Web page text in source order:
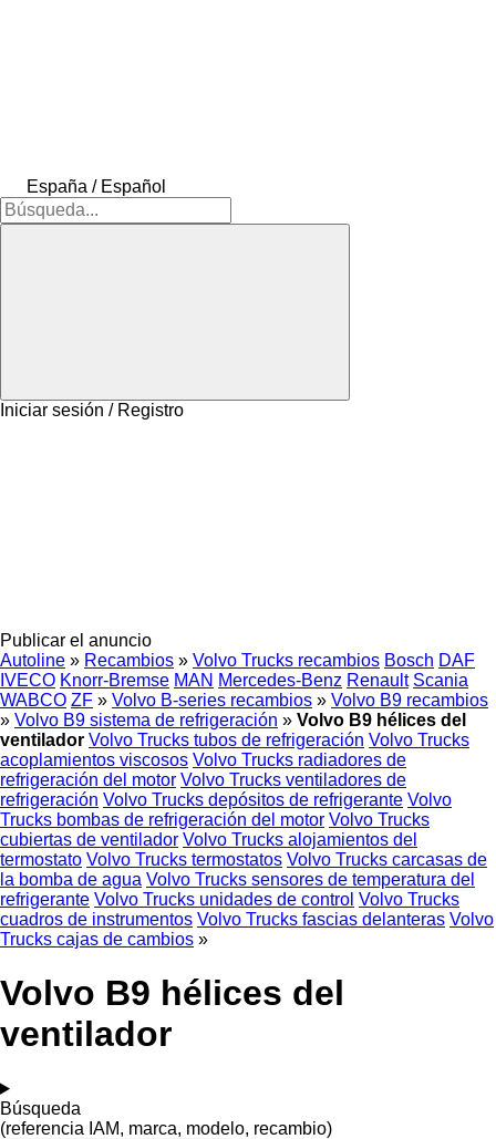
España / Español
Iniciar sesión / Registro
Publicar el anuncio
Autoline » Recambios » Volvo Trucks recambios Bosch DAF
IVECO Knorr-Bremse MAN Mercedes-Benz Renault Scania
WABCO ZF » Volvo B-series recambios » Volvo B9 recambios
» Volvo B9 sistema de refrigeración » Volvo B9 hélices del
ventilador Volvo Trucks tubos de refrigeración Volvo Trucks
acoplamientos viscosos Volvo Trucks radiadores de
refrigeración del motor Volvo Trucks ventiladores de
refrigeración Volvo Trucks depósitos de refrigerante Volvo
Trucks bombas de refrigeración del motor Volvo Trucks
cubiertas de ventilador Volvo Trucks alojamientos del
termostato Volvo Trucks termostatos Volvo Trucks carcasas de
la bomba de agua Volvo Trucks sensores de temperatura del
refrigerante Volvo Trucks unidades de control Volvo Trucks
cuadros de instrumentos Volvo Trucks fascias delanteras Volvo
Trucks cajas de cambios »
Volvo B9 hélices del
ventilador
Búsqueda
(referencia IAM, marca, modelo, recambio)